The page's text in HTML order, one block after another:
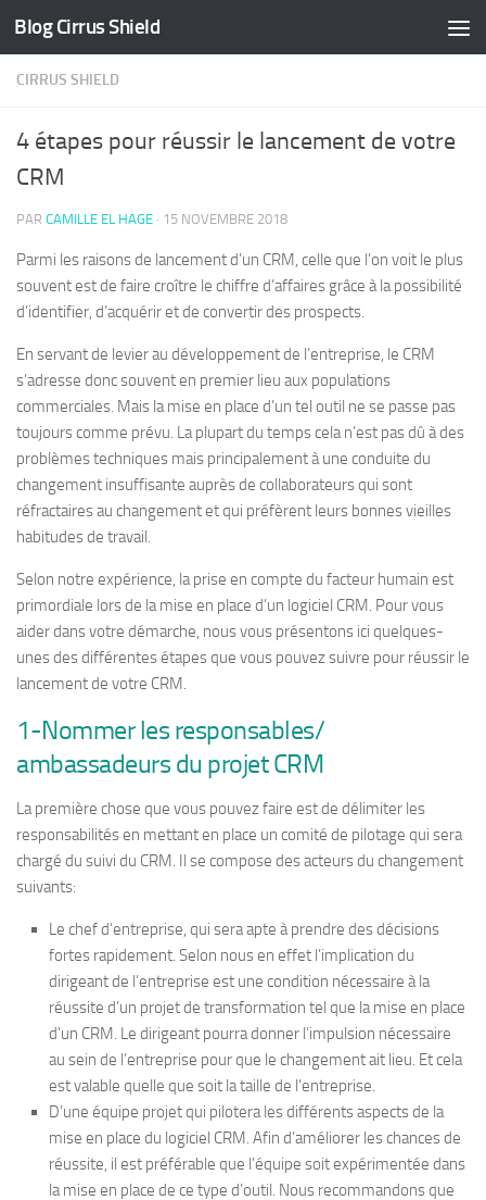
Skip to content
Blog Cirrus Shield
CIRRUS SHIELD
4 étapes pour réussir le lancement de votre
CRM
PAR CAMILLE EL HAGE · 15 NOVEMBRE 2018
Parmi les raisons de lancement d’un CRM, celle que l’on voit le plus
souvent est de faire croître le chiffre d’affaires grâce à la possibilité
d’identifier, d’acquérir et de convertir des prospects.
En servant de levier au développement de l’entreprise, le CRM
s’adresse donc souvent en premier lieu aux populations
commerciales. Mais la mise en place d’un tel outil ne se passe pas
toujours comme prévu. La plupart du temps cela n’est pas dû à des
problèmes techniques mais principalement à une conduite du
changement insuffisante auprès de collaborateurs qui sont
réfractaires au changement et qui préfèrent leurs bonnes vieilles
habitudes de travail.
Selon notre expérience, la prise en compte du facteur humain est
primordiale lors de la mise en place d’un logiciel CRM. Pour vous
aider dans votre démarche, nous vous présentons ici quelques-
unes des différentes étapes que vous pouvez suivre pour réussir le
lancement de votre CRM.
1-Nommer les responsables/
ambassadeurs du projet CRM
La première chose que vous pouvez faire est de délimiter les
responsabilités en mettant en place un comité de pilotage qui sera
chargé du suivi du CRM. Il se compose des acteurs du changement
suivants:
Le chef d’entreprise, qui sera apte à prendre des décisions
fortes rapidement. Selon nous en effet l’implication du
dirigeant de l’entreprise est une condition nécessaire à la
réussite d’un projet de transformation tel que la mise en place
d’un CRM. Le dirigeant pourra donner l’impulsion nécessaire
au sein de l’entreprise pour que le changement ait lieu. Et cela
est valable quelle que soit la taille de l’entreprise.
D’une équipe projet qui pilotera les différents aspects de la
mise en place du logiciel CRM. Afin d’améliorer les chances de
réussite, il est préférable que l’équipe soit expérimentée dans
la mise en place de ce type d’outil. Nous recommandons que